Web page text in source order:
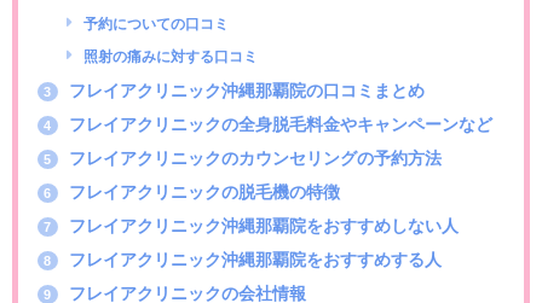
予約についての口コミ
照射の痛みに対する口コミ
3 フレイアクリニック沖縄那覇院の口コミまとめ
4 フレイアクリニックの全身脱毛料金やキャンペーンなど
5 フレイアクリニックのカウンセリングの予約方法
6 フレイアクリニックの脱毛機の特徴
7 フレイアクリニック沖縄那覇院をおすすめしない人
8 フレイアクリニック沖縄那覇院をおすすめする人
9 フレイアクリニックの会社情報